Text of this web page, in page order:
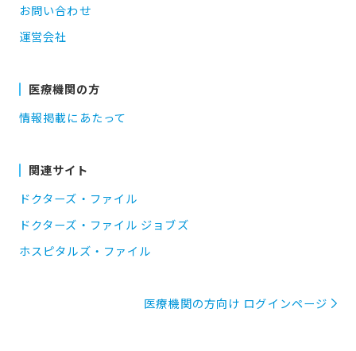
お問い合わせ
運営会社
医療機関の方
情報掲載にあたって
関連サイト
ドクターズ・ファイル
ドクターズ・ファイル ジョブズ
ホスピタルズ・ファイル
医療機関の方向け ログインページ